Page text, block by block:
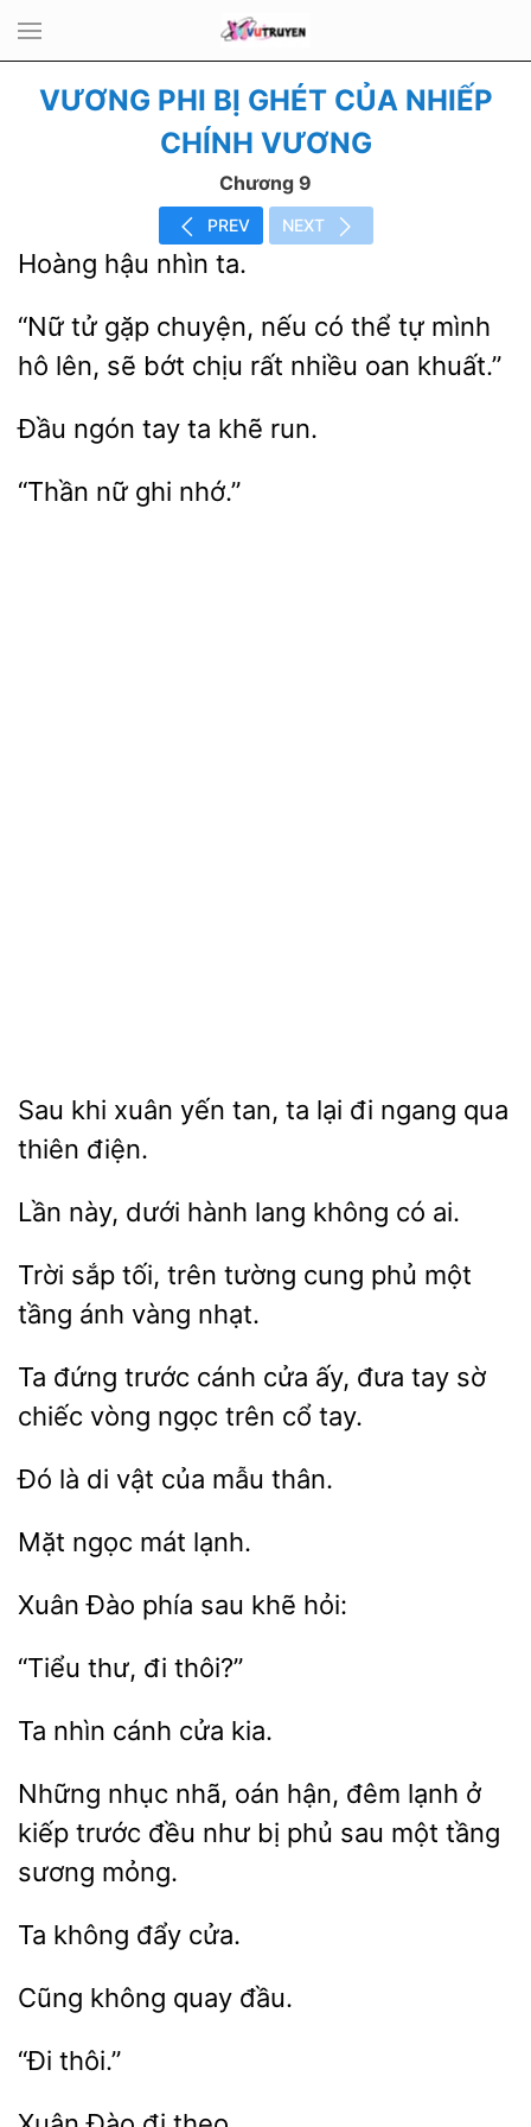
VƯƠNG PHI BỊ GHÉT CỦA NHIẾP
CHÍNH VƯƠNG
Chương 9
PREV NEXT
hậu
“Nữ tử gặp chuyện, nếu có thể tự
hô
sẽ bớt chịu rất nhiều khuất.”
ngón ta run.
nhớ.”
Sau
tan, ta lại đi ngang qua
thiên điện.
Lần lang không có ai.
Trời sắp tối, trên
cung phủ một
vàng nhạt.
Ta đứng trước
cửa ấy, đưa tay
chiếc vòng
trên cổ tay.
Đó là mẫu thân.
lạnh.
Xuân phía khẽ
thôi?”
Ta kia.
Những nhục nhã, oán hận, đêm lạnh ở
trước đều như bị phủ
một tầng
mỏng.
đẩy
Cũng